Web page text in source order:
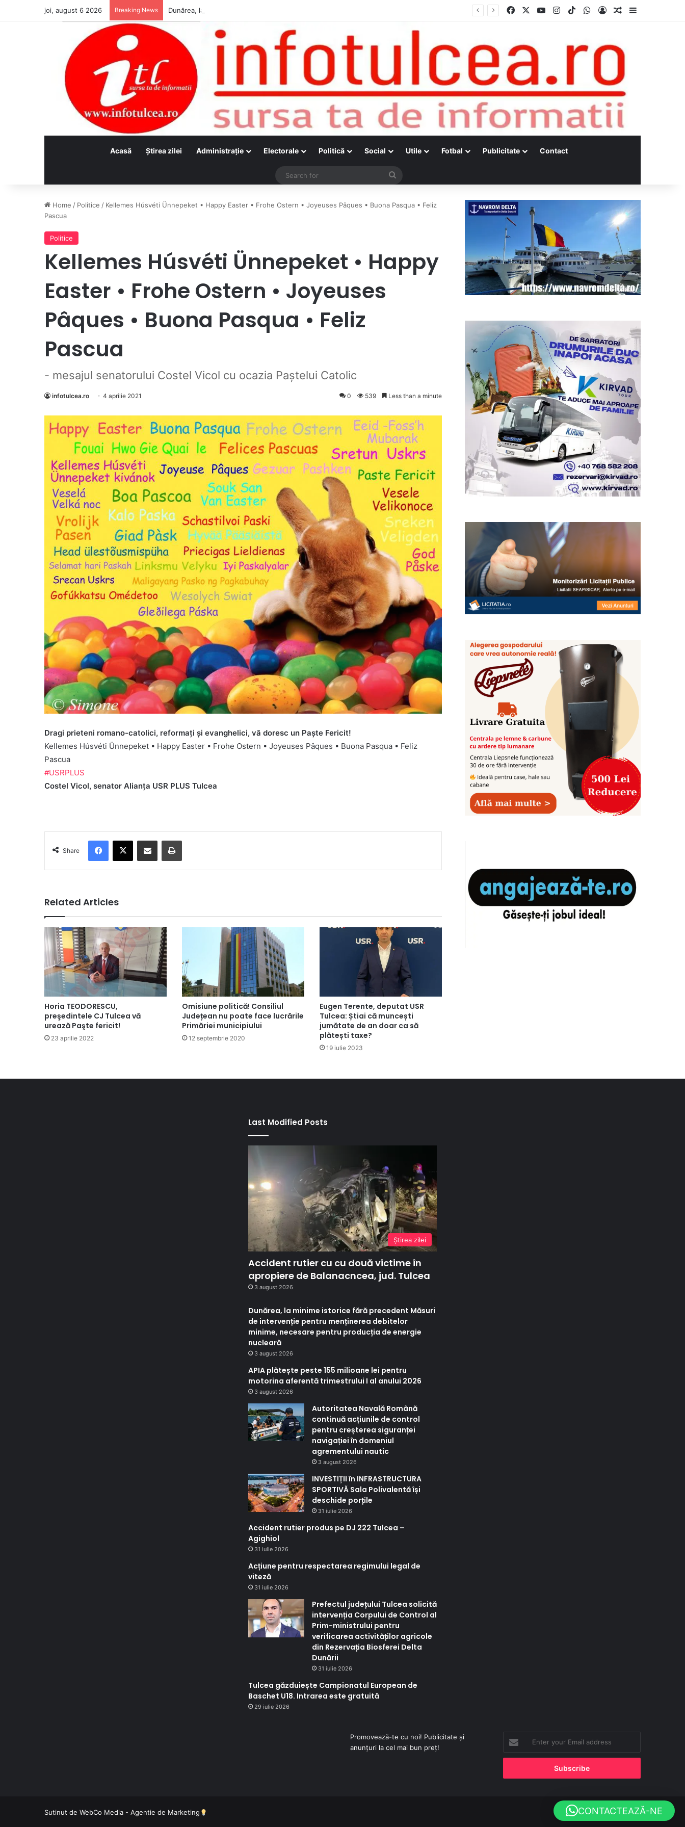
joi, august 6 2026 Breaking News Facebook YouTubeInstagram
TikTokWhatsApp
Log InRandom Article
Acasă Ştirea zilei Administraţie Electorale Politică Social Utile Fotbal Publicitate Contact
Search
Home / Politice / Kellemes Húsvéti Ünnepeket • Happy Easter • Frohe Ostern • Joyeuses Pâques • Buona Pasqua • Feliz
Pascua
Politice
Kellemes Húsvéti Ünnepeket • Happy
Easter • Frohe Ostern • Joyeuses
Pâques • Buona Pasqua • Feliz
Pascua
- mesajul senatorului Costel Vicol cu ocazia Paştelui Catolic
infotulcea.ro 4 aprilie 2021 0 539 Less than a minute
Dragi prieteni romano-catolici, reformați și evanghelici, vă doresc un Paşte Fericit!
Kellemes Húsvéti Ünnepeket • Happy Easter • Frohe Ostern • Joyeuses Pâques • Buona Pasqua • Feliz
Pascua
#USRPLUS
Costel Vicol, senator Alianţa USR PLUS Tulcea
Share
Related Articles
Horia TEODORESCU,
preşedintele CJ Tulcea vă
urează Paşte fericit!
23 aprilie 2022
Omisiune politică! Consiliul
Județean nu poate face lucrările
Primăriei municipiului
12 septembrie 2020
Eugen Terente, deputat USR
Tulcea: Știai că muncești
jumătate de an doar ca să
plătești taxe?
19 iulie 2023
Last Modified Posts
Ştirea zilei
Accident rutier cu cu două victime în
apropiere de Balanacncea, jud. Tulcea
3 august 2026
Dunărea, la minime istorice fără precedent Măsuri
de intervenție pentru menținerea debitelor
minime, necesare pentru producția de energie
nucleară
3 august 2026
APIA plătește peste 155 milioane lei pentru
motorina aferentă trimestrului I al anului 2026
3 august 2026
Autoritatea Navală Română
continuă acțiunile de control
pentru creșterea siguranței
navigației în domeniul
agrementului nautic
3 august 2026
INVESTIȚII în INFRASTRUCTURA
SPORTIVĂ Sala Polivalentă își
deschide porțile
31 iulie 2026
Accident rutier produs pe DJ 222 Tulcea –
Agighiol
31 iulie 2026
Acțiune pentru respectarea regimului legal de
viteză
31 iulie 2026
Prefectul județului Tulcea solicită
intervenția Corpului de Control al
Prim-ministrului pentru
verificarea activităților agricole
din Rezervația Biosferei Delta
Dunării
31 iulie 2026
Tulcea găzduiește Campionatul European de
Baschet U18. Intrarea este gratuită
29 iulie 2026
Promovează-te cu noi! Publicitate și
anunțuri la cel mai bun preț!
Enter
your
Email
Sutinut de WebCo Media - Agentie de Marketing Facebook
X YouTube
Instagram
TikTokWhatsApp
CONTACTEAZĂ-NE